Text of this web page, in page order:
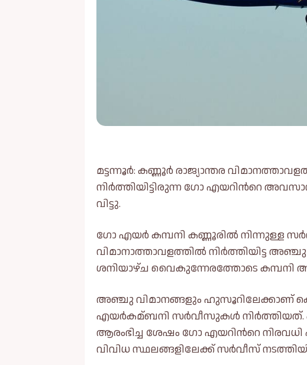
മട്ടന്നൂർ: കണ്ണൂർ രാജ്യാന്തര
നിർത്തിയിട്ടിരുന്ന ഗോ എയറിന്‍റെ
വിട്ടു.
ഗോ എയർ കമ്പനി കണ്ണൂരില്‍ നിന്നുള്ള
വിമാനാത്താവളത്തില്‍ നിർത്തിയിട്ട
ശനിയാഴ്ച വൈകുന്നേരത്തോടെ
അഞ്ചു വിമാനങ്ങളും ഹുസൂറിലേക്കാണ്
എയർകമ്ബനി സർവീസുകള്‍ നിർത്തിയത്.
ആരംഭിച്ച ശേഷം ഗോ എയറിന്‍റെ
വിവിധ സ്ഥലങ്ങളിലേക്ക് സർവീസ്